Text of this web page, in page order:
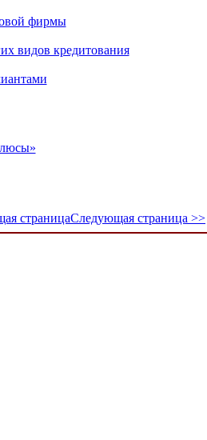
фирмы
видов кредитования
страницаСледующая страница >>